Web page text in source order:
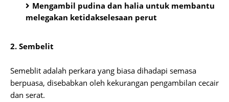
Mengambil pudina dan halia untuk membantu
melegakan ketidakselesaan perut
2. Sembelit
Semeblit adalah perkara yang biasa dihadapi semasa
berpuasa, disebabkan oleh kekurangan pengambilan cecair
dan serat.